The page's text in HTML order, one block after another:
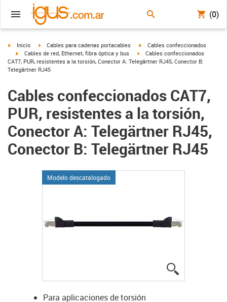
(0)
igus-icon-arrow-right
Inicio igus-icon-arrow-right
Cables para cadenas portacables igus-icon-arrow-right
Cables confeccionados
igus-icon-arrow-right
Cables de red, Ethernet, fibra óptica y bus igus-icon-arrow-right
Cables confeccionados
CAT7, PUR, resistentes a la torsión, Conector A: Telegärtner RJ45, Conector B:
Telegärtner RJ45
Cables confeccionados CAT7,
PUR, resistentes a la torsión,
Conector A: Telegärtner RJ45,
Conector B: Telegärtner RJ45
Modelo descatalogado
Para aplicaciones de torsión